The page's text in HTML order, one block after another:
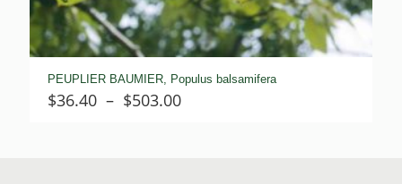
PEUPLIER BAUMIER, Populus balsamifera
$36.40 – $503.00Plage